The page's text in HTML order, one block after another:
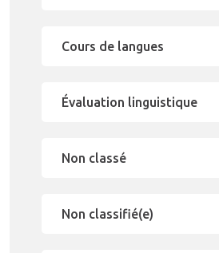
Cours de langues
Évaluation linguistique
Non classé
Non classifié(e)